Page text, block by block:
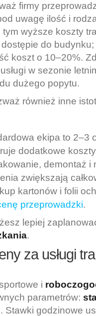
firmy
uwagę ilość i
wyższe koszty
do
koszt o 10–20%.
w sezonie
dużego popytu.
również inne
ekipa to 2–3
dodatkowe
demontaż i
zwiększają
kartonów i folii
przeprowadzki.
lepiej
.
za usługi
i
parametrów:
. Stawki godzinowe